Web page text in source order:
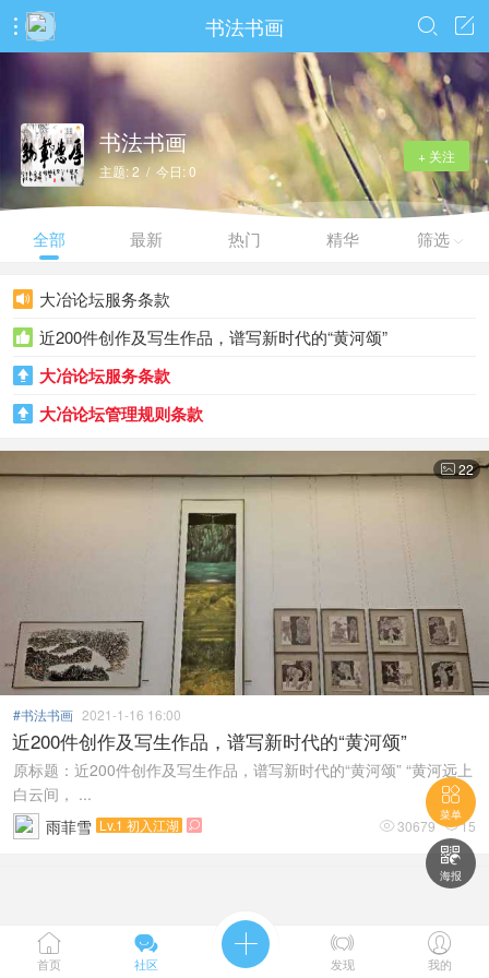
 书法书画 

+ 关注
书法书画
主题: 2 / 今日: 0
全部 最新 热门 精华 筛选 
 大冶论坛服务条款
 近200件创作及写生作品，谱写新时代的“黄河颂”
 大冶论坛服务条款
 大冶论坛管理规则条款
 22
#书法书画 2021-1-16 16:00
近200件创作及写生作品，谱写新时代的“黄河颂”
原标题：近200件创作及写生作品，谱写新时代的“黄河颂” “黄河远上
白云间， ...
30679 15
雨菲雪 Lv.1 初入江湖 

菜单

海报

首页

社区
 
发现

我的